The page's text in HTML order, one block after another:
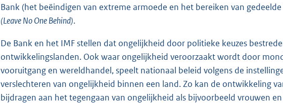
Bank (het beëindigen van extreme armoede en het bereiken van
(Leave No One Behind).
De Bank en het IMF stellen dat ongelijkheid door politieke keuzes
ontwikkelingslanden. Ook waar ongelijkheid veroorzaakt wordt door
vooruitgang en wereldhandel, speelt nationaal beleid volgens de
verslechteren van ongelijkheid binnen een land. Zo kan de ontwikkeling
bijdragen aan het tegengaan van ongelijkheid als bijvoorbeeld vrouwen